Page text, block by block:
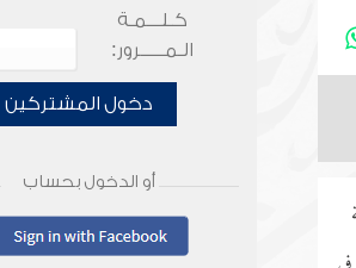
كـلـــمـة
الـمـــــرور:
دخول المشتركين
أو الدخول بحساب